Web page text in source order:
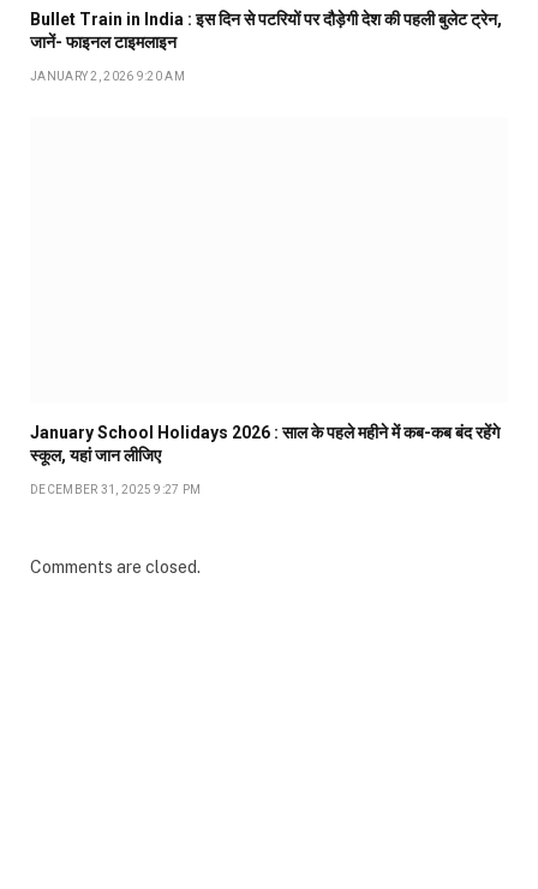
Bullet Train in India : इस दिन से पटरियों पर दौड़ेगी देश की पहली बुलेट ट्रेन,
जानें- फाइनल टाइमलाइन
JANUARY 2, 2026 9:20 AM
January School Holidays 2026 : साल के पहले महीने में कब-कब बंद रहेंगे
स्कूल, यहां जान लीजिए
DECEMBER 31, 2025 9:27 PM
Comments are closed.